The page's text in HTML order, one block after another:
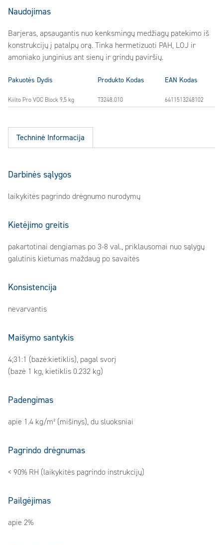
Naudojimas
Barjeras, apsaugantis nuo kenksmingų medžiagų patekimo iš
konstrukcijų į patalpų orą. Tinka hermetizuoti PAH, LOJ ir
amoniako junginius ant sienų ir grindų paviršių.
Pakuotės Dydis Produkto Kodas EAN Kodas
Kiilto Pro VOC Block 9,5 kg T3248.010 6411513248102
Techninė Informacija
Darbinės sąlygos
laikykitės pagrindo drėgnumo nurodymų
Kietėjimo greitis
pakartotinai dengiamas po 3-8 val., priklausomai nuo sąlygų
galutinis kietumas maždaug po savaitės
Konsistencija
nevarvantis
Maišymo santykis
4;31:1 (bazė:kietiklis), pagal svorį
(bazė 1 kg, kietiklis 0.232 kg)
Padengimas
apie 1.4 kg/m² (mišinys), du sluoksniai
Pagrindo drėgnumas
< 90% RH (laikykitės pagrindo instrukcijų)
Pailgėjimas
apie 2%